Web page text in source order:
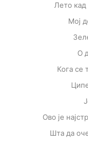
Лето кад
Мој
О
Кога се
Ово је
Шта да